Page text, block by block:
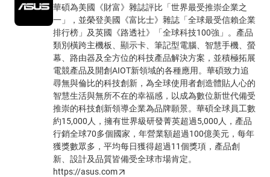
華碩為美國《財富》雜誌評比「世界最受推崇企業之
一」，並榮登美國《富比士》雜誌「全球最受信賴企業
排行榜」及英國《路透社》「全球科技100強」。產品
類別橫跨主機板、顯示卡、筆記型電腦、智慧手機、螢
幕、路由器及全方位的科技產品解決方案，並積極拓展
電競產品及開創AIOT新領域的各種應用。華碩致力追
尋無與倫比的科技創新，為全球使用者創造體貼人心的
智慧生活與無所不在的幸福感，以成為數位新世代備受
推崇的科技創新領導企業為品牌願景。華碩全球員工數
約15,000人，擁有世界級研發菁英超過5,000人，產品
行銷全球70多個國家，年營業額超過100億美元，每年
獲獎數眾多，平均每日獲得超過11個獎項，產品創
新、設計及品質皆備受全球市場肯定。
https://asus.com